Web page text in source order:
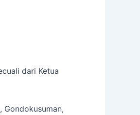
dari Ketua
Gondokusuman,